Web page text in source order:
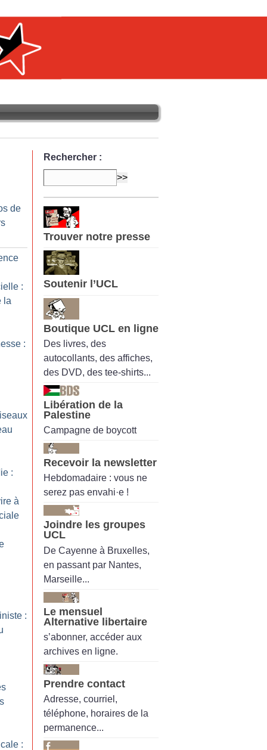
de
:
la
:
:
à
:
:
Rechercher :
Trouver notre presse
Soutenir l’UCL
Boutique UCL en ligne
Des livres, des
autocollants, des affiches,
des DVD, des tee-shirts...
Libération de la
Palestine
Campagne de boycott
Recevoir la newsletter
Hebdomadaire : vous ne
serez pas envahi·e !
Joindre les groupes
UCL
De Cayenne à Bruxelles,
en passant par Nantes,
Marseille...
Le mensuel
Alternative libertaire
s’abonner, accéder aux
archives en ligne.
Prendre contact
Adresse, courriel,
téléphone, horaires de la
permanence...